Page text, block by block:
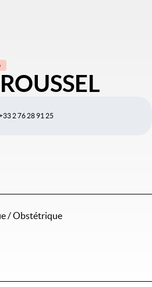
2 76 28 91 25
/ Obstétrique